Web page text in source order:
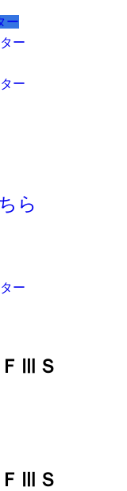
ー
ー
ー
ら
ー
ⅢＳ
ⅢＳ